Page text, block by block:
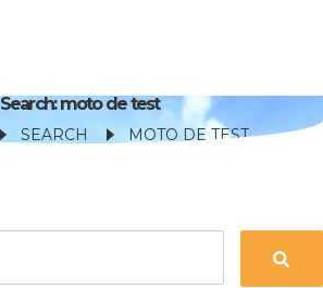
Search: moto de test
SEARCH MOTO DE TEST